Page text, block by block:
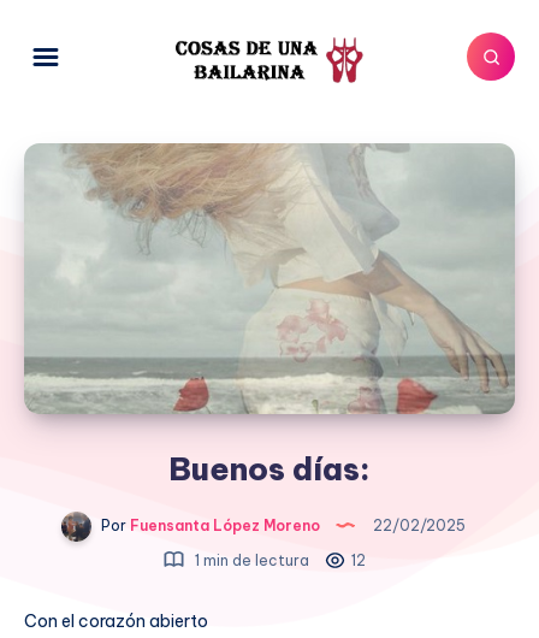
Buenos días:
Por Fuensanta López Moreno
22/02/2025
1 min de lectura
12
Con el corazón abierto